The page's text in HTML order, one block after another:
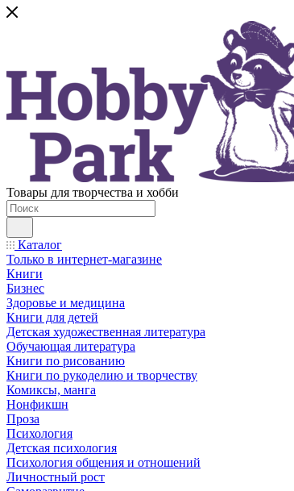
Товары для творчества и хобби
Каталог
Только в интернет-магазине
Книги
Бизнес
Здоровье и медицина
Книги для детей
Детская художественная литература
Обучающая литература
Книги по рисованию
Книги по рукоделию и творчеству
Комиксы, манга
Нонфикшн
Проза
Психология
Детская психология
Психология общения и отношений
Личностный рост